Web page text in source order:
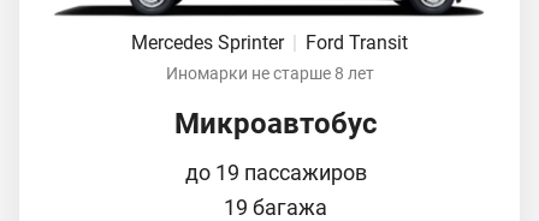
Mercedes Sprinter | Ford Transit
Иномарки не старше 8 лет
Микроавтобус
до 19 пассажиров
19 багажа